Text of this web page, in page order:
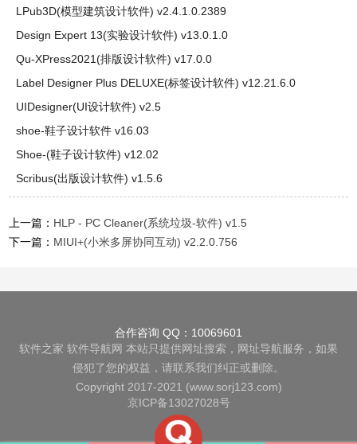
LPub3D(模型建筑设计软件) v2.4.1.0.2389
Design Expert 13(实验设计软件) v13.0.1.0
Qu-XPress2021(排版设计软件) v17.0.0
Label Designer Plus DELUXE(标签设计软件) v12.21.6.0
UIDesigner(UI设计软件) v2.5
shoe-鞋子设计软件 v16.03
Shoe-(鞋子设计软件) v12.02
Scribus(出版设计软件) v1.5.6
上一篇： HLP - PC Cleaner(系统垃圾-软件) v1.5
下一篇： MIUI+(小米多屏协同互动) v2.2.0.756
合作咨询 QQ：10069601
软件之家 软件导航网 本站只提供网址搜索，网址导航服务，如果
侵犯了您的权益，请联系我们纠正或删除。
Copyright 2017-2021 (www.sorj123.com)
京ICP备13027028号